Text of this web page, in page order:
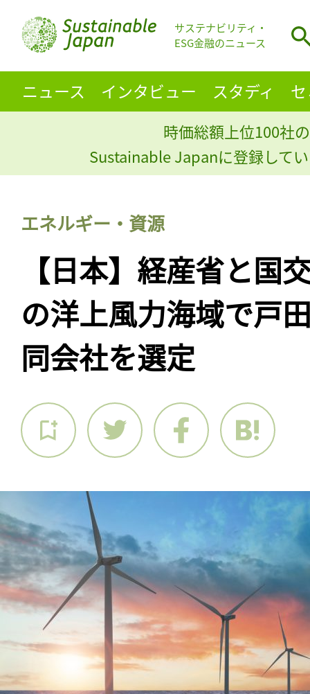
サステナビリティ・
ESG金融のニュース
ニュース インタビュー スタディ
時価総額上位100社
Sustainable Japanに登録して
エネルギー・資源
【日本】経産省と国
の洋上風力海域で戸
同会社を選定